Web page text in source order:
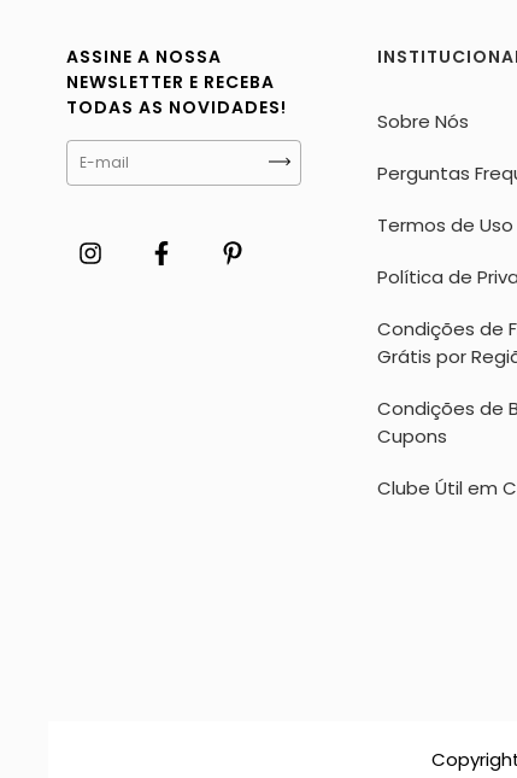
ASSINE A NOSSA
NEWSLETTER E RECEBA
TODAS AS NOVIDADES!
Sobre Nós
Perguntas
Termos de Uso
Política de
Condições de
Grátis por
Condições de
Cupons
Clube Útil em